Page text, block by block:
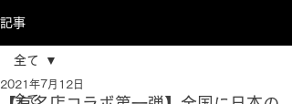
記事
全て
全て
2021年7月12日